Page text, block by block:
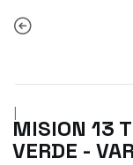
|
MISION 13
VERDE -